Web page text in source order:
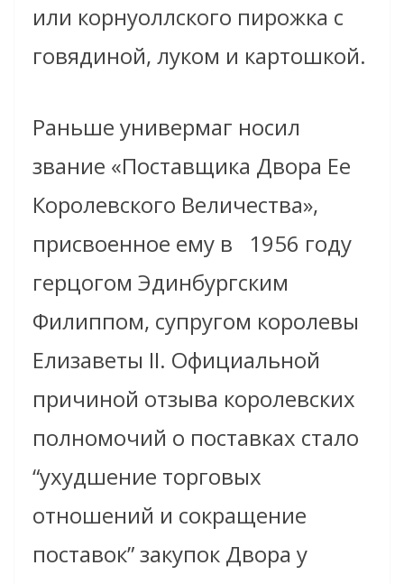
или корнуоллского пирожка с
говядиной, луком и картошкой.
Раньше универмаг носил
звание «Поставщика Двора Ее
Королевского Величества»,
присвоенное ему в 1956 году
герцогом Эдинбургским
Филиппом, супругом королевы
Елизаветы II. Официальной
причиной отзыва королевских
полномочий о поставках стало
“ухудшение торговых
отношений и сокращение
поставок” закупок Двора у